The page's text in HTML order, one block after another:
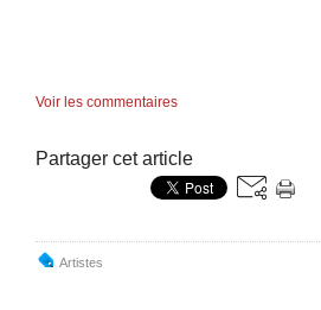
Voir les commentaires
Partager cet article
Artistes